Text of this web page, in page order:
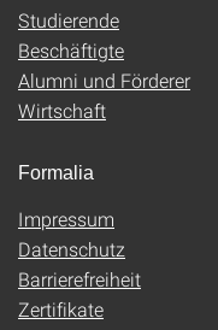
Studierende
Beschäftigte
Alumni und Förderer
Wirtschaft
Formalia
Impressum
Datenschutz
Barrierefreiheit
Zertifikate